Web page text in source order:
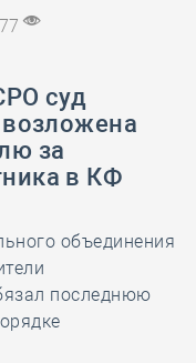
суд
возложена
за
в КФ
объединения
последнюю